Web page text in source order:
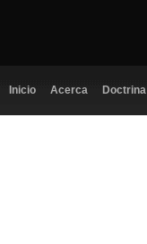
Inicio Acerca Doctrina